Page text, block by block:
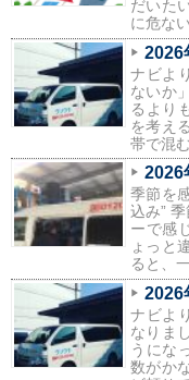
だいた
に危な
2026
ナビよ
ないか
るより
を考え
帯で混
2026
季節を
込み”
ーで感
ょっと
ると、
2026
ナビよ
なりま
うにな
数がか